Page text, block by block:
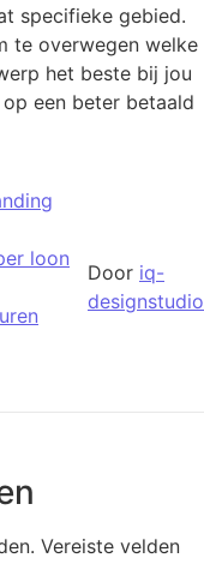
specifieke gebied.
te overwegen welke
het beste bij jou
een beter betaald
loon
Door iq-
designstudio
Vereiste velden